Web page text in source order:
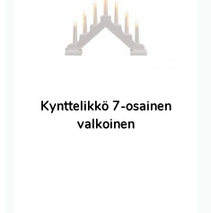
Kynttelikkö 7-osainen
valkoinen